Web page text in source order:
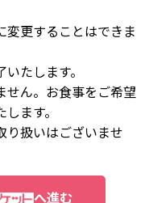
変更することはできま
たします。
せん。お食事をご希望
ます。
り扱いはございませ
へ進む